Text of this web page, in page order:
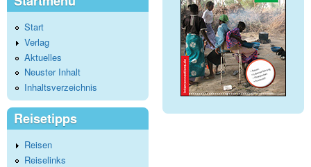
Start
Verlag
Aktuelles
Neuster Inhalt
Inhaltsverzeichnis
Reisetipps
Reisen
Reiselinks